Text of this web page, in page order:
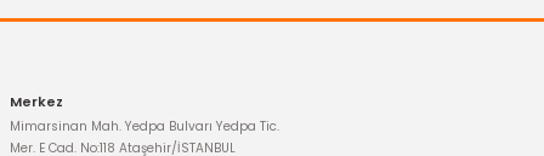
15.075,90 TL
Merkez
Mimarsinan Mah. Yedpa Bulvarı Yedpa Tic.
Mer. E Cad. No:118 Ataşehir/İSTANBUL